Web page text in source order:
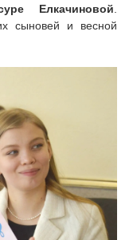
Елкачиновой
сыновей и весной